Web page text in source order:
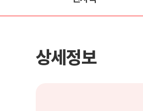
상세정보